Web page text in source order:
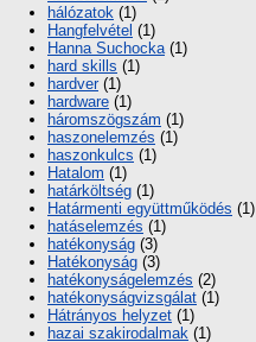
hálózatok (1)
Hangfelvétel (1)
Hanna Suchocka(1)
hard skills (1)
hardver(1)
hardware (1)
háromszögszám (1)
haszonelemzés (1)
haszonkulcs (1)
Hatalom (1)
határköltség (1)
Határmenti együttműködés (1)
hatáselemzés (1)
hatékonyság (3)
Hatékonyság (3)
hatékonyságelemzés (2)
hatékonyságvizsgálat (1)
Hátrányos helyzet (1)
hazai szakirodalmak (1)